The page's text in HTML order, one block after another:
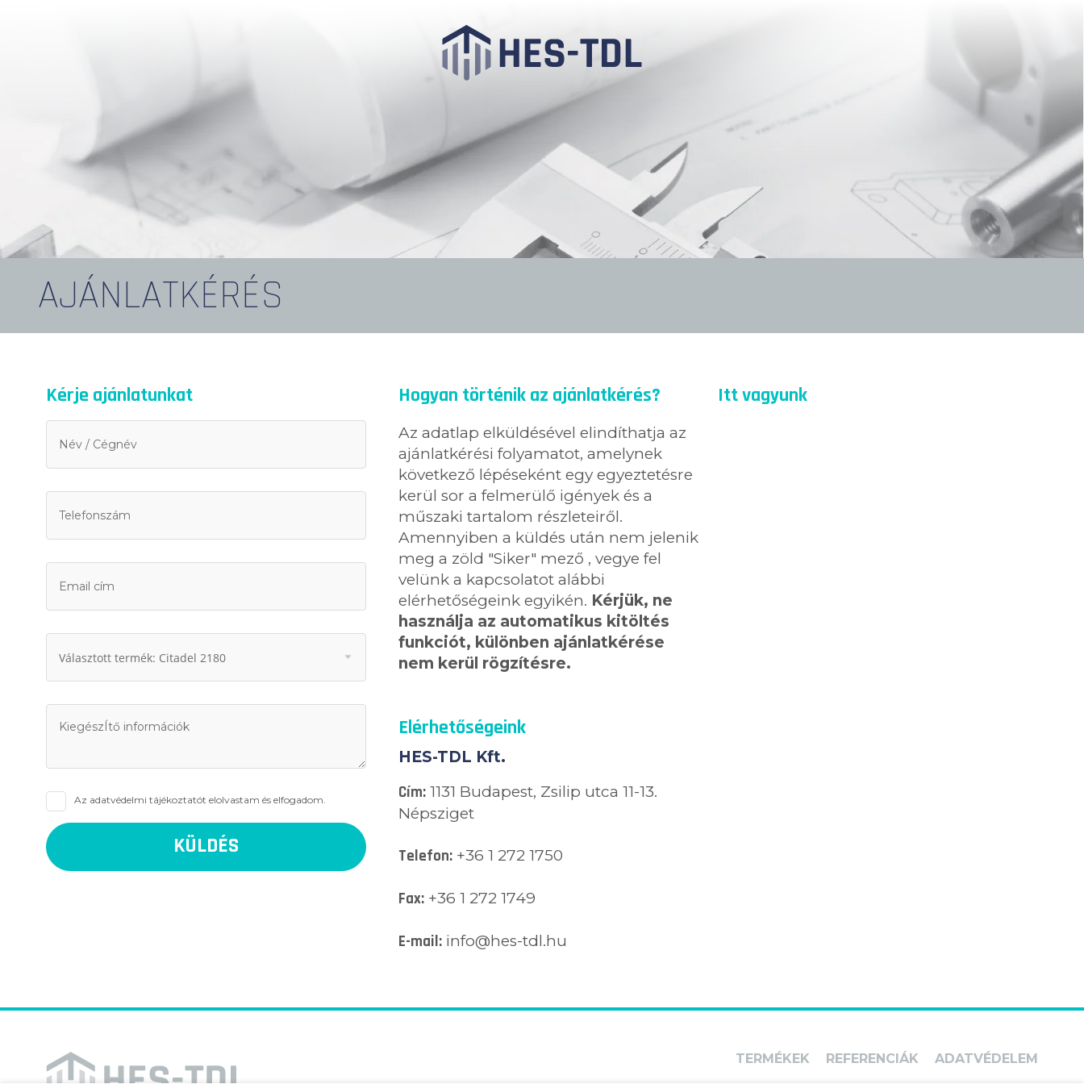
AJÁNLATKÉRÉS
Kérje ajánlatunkat
Az adatvédelmi tájékoztatót elolvastam és elfogadom.
Hogyan történik az ajánlatkérés?
Az adatlap elküldésével elindíthatja az
ajánlatkérési folyamatot, amelynek
következő lépéseként egy egyeztetésre
kerül sor a felmerülő igények és a
műszaki tartalom részleteiről.
Amennyiben a küldés után nem jelenik
meg a zöld "Siker" mező , vegye fel
velünk a kapcsolatot alábbi
elérhetőségeink egyikén. Kérjük, ne
használja az automatikus kitöltés
funkciót, különben ajánlatkérése
nem kerül rögzítésre.
Elérhetőségeink
HES-TDL Kft.
Cím:1131 Budapest, Zsilip utca 11-13.
Népsziget
Telefon:+36 1 272 1750
Fax:+36 1 272 1749
E-mail: info@hes-tdl.hu
Itt vagyunk
TERMÉKEK REFERENCIÁK ADATVÉDELEM